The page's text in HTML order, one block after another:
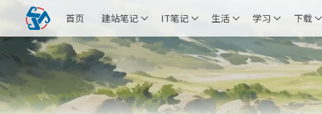
首页 建站笔记 IT笔记 生活 学习 下载